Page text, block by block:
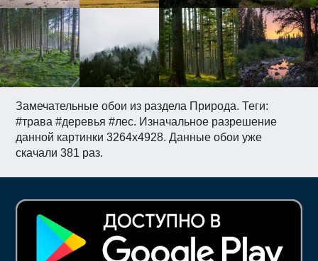
Замечательные обои из раздела Природа. Теги:
#трава #деревья #лес. Изначальное разрешение
данной картинки 3264x4928. Данные обои уже
скачали 381 раз.